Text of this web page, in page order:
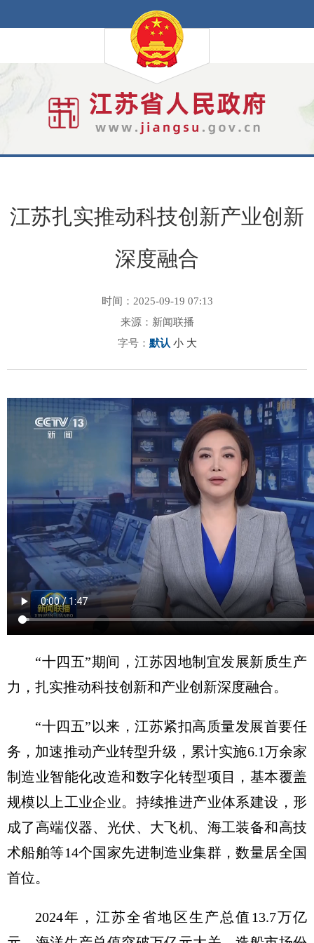
江苏扎实推动科技创新产业创新
深度融合
时间：2025-09-19 07:13
来源：新闻联播
字号： 默认 小 大
“十四五”期间，江苏因地制宜发展新质生产
力，扎实推动科技创新和产业创新深度融合。
“十四五”以来，江苏紧扣高质量发展首要任
务，加速推动产业转型升级，累计实施6.1万余家
制造业智能化改造和数字化转型项目，基本覆盖
规模以上工业企业。持续推进产业体系建设，形
成了高端仪器、光伏、大飞机、海工装备和高技
术船舶等14个国家先进制造业集群，数量居全国
首位。
2024年，江苏全省地区生产总值13.7万亿